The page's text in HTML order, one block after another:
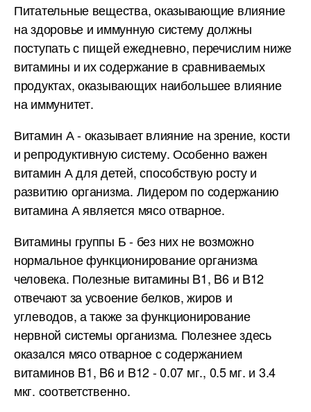
Питательные вещества, оказывающие влияние
на здоровье и иммунную систему должны
поступать с пищей ежедневно, перечислим ниже
витамины и их содержание в сравниваемых
продуктах, оказывающих наибольшее влияние
на иммунитет.
Витамин А - оказывает влияние на зрение, кости
и репродуктивную систему. Особенно важен
витамин А для детей, способствую росту и
развитию организма. Лидером по содержанию
витамина А является мясо отварное.
Витамины группы Б - без них не возможно
нормальное функционирование организма
человека. Полезные витамины B1, B6 и B12
отвечают за усвоение белков, жиров и
углеводов, а также за функционирование
нервной системы организма. Полезнее здесь
оказался мясо отварное с содержанием
витаминов B1, B6 и B12 - 0.07 мг., 0.5 мг. и 3.4
мкг. соответственно.